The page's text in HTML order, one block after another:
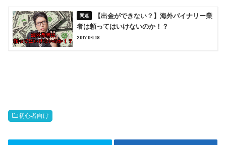
【出金ができない？】海外バイナリー業
者は頼ってはいけないのか！？
2017.04.18
初心者向け